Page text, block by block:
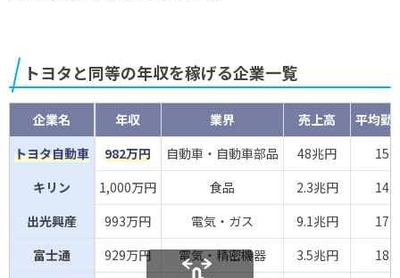
トヨタと同等の年収を稼げる企業一覧
企業名 年収 業界 売上高
平均勤
トヨタ自動車
982万円 自動車・自動車部品 48兆円
キリン
1,000万円 食品 2.3兆円
出光興産
993万円 電気・ガス 9.1兆円
富士通
929万円 電気・精密機器 3.5兆円